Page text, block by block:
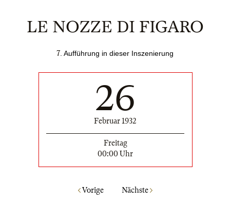
LE NOZZE DI FIGARO
7 . Aufführung in dieser Inszenierung
26
Februar 1932
Freitag
00:00 Uhr
Vorige Nächste